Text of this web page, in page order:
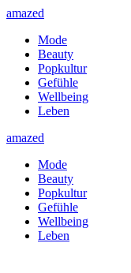
amazed
Mode
Beauty
Popkultur
Gefühle
Wellbeing
Leben
amazed
Mode
Beauty
Popkultur
Gefühle
Wellbeing
Leben